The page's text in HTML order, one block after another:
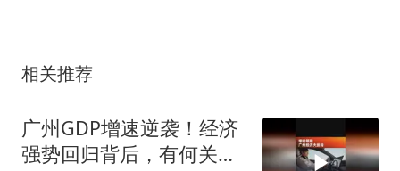
相关推荐
广州GDP增速逆袭！经济
强势回归背后，有何关键